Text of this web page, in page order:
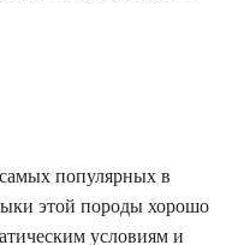
популярных в
этой породы хорошо
условиям и